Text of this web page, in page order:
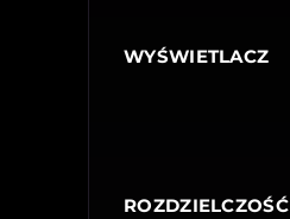
WYŚWIETLACZ
ROZDZIELCZOŚĆ